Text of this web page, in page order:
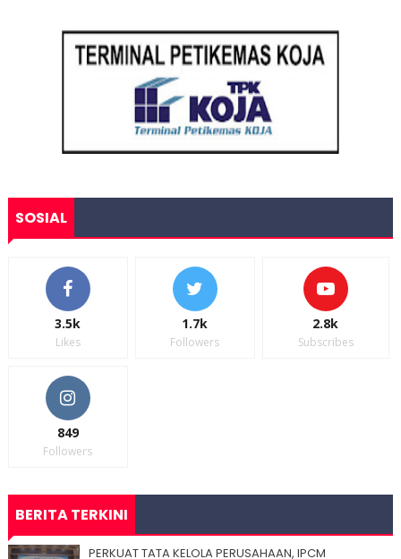
SOSIAL
3.5k
Likes
1.7k
Followers
2.8k
Subscribes
849
Followers
BERITA TERKINI
PERKUAT TATA KELOLA PERUSAHAAN, IPCM